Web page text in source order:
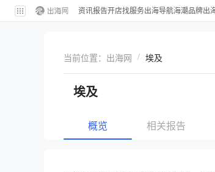
资讯报告开店找服务出海导航海潮品牌出
当前位置： 出海网 / 埃及
埃及
概览 相关报告